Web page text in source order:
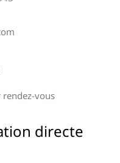
vous
directe